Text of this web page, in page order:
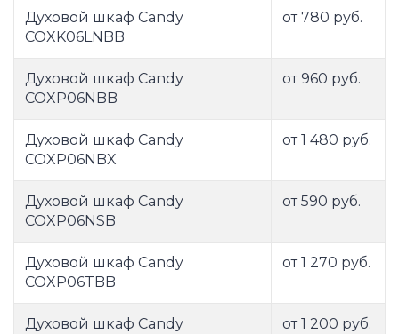
Духовой шкаф Candy
COXK06LNBB
от 780 руб.
Духовой шкаф Candy
COXP06NBB
от 960 руб.
Духовой шкаф Candy
COXP06NBX
от 1 480 руб.
Духовой шкаф Candy
COXP06NSB
от 590 руб.
Духовой шкаф Candy
COXP06TBB
от 1 270 руб.
Духовой шкаф Candy
от 1 200 руб.